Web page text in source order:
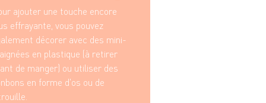
ajouter une touche encore
effrayante, vous pouvez
décorer avec des mini-
en plastique (à retirer
de manger) ou utiliser des
en forme d'os ou de